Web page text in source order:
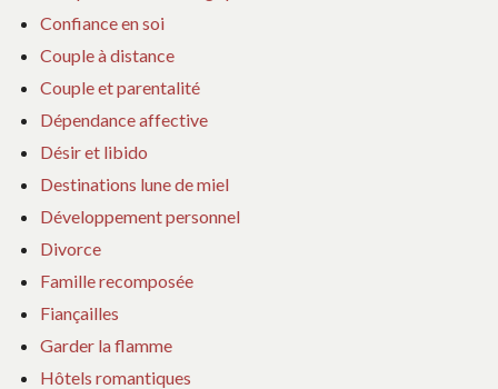
Confiance en soi
Couple à distance
Couple et parentalité
Dépendance affective
Désir et libido
Destinations lune de miel
Développement personnel
Divorce
Famille recomposée
Fiançailles
Garder la flamme
Hôtels romantiques